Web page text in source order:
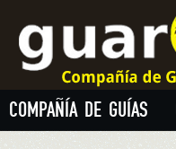
COMPAÑÍA DE GUÍAS